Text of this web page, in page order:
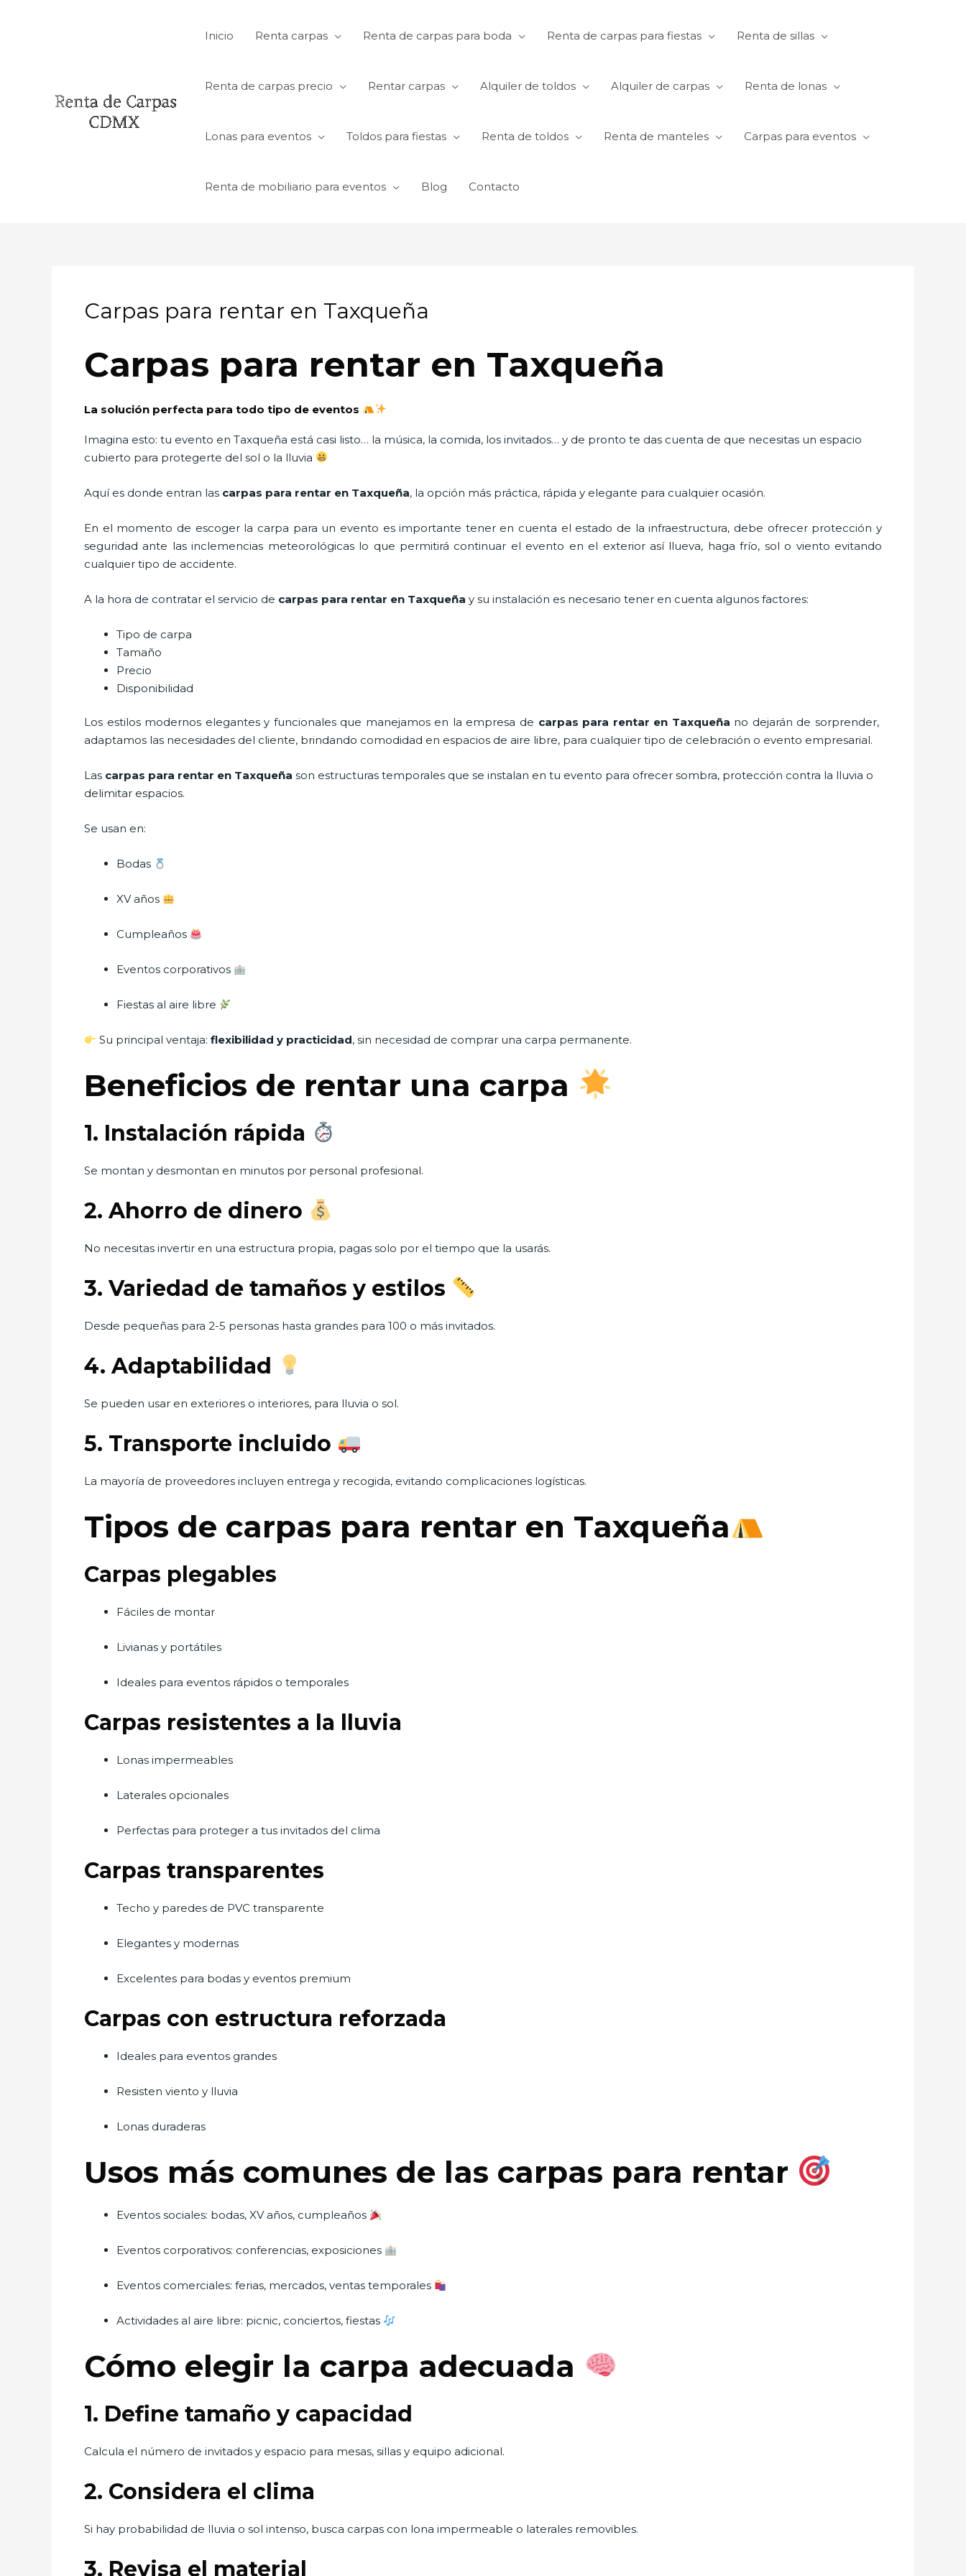
Inicio Renta carpas Renta de carpas para boda Renta de carpas para fiestas Renta de sillas
Renta de carpas precio Rentar carpas Alquiler de toldos Alquiler de carpas Renta de lonas
Lonas para eventos Toldos para fiestas Renta de toldos Renta de manteles Carpas para eventos
Renta de mobiliario para eventos Blog Contacto
Carpas para rentar en Taxqueña
Carpas para rentar en Taxqueña
La solución perfecta para todo tipo de eventos
Imagina esto: tu evento en Taxqueña está casi listo… la música, la comida, los invitados… y de pronto te das cuenta de que necesitas un espacio
cubierto para protegerte del sol o la lluvia
Aquí es donde entran las carpas para rentar en Taxqueña, la opción más práctica, rápida y elegante para cualquier ocasión.
En el momento de escoger la carpa para un evento es importante tener en cuenta el estado de la infraestructura, debe ofrecer protección y
seguridad ante las inclemencias meteorológicas lo que permitirá continuar el evento en el exterior así llueva, haga frío, sol o viento evitando
cualquier tipo de accidente.
A la hora de contratar el servicio de carpas para rentar en Taxqueña y su instalación es necesario tener en cuenta algunos factores:
Tipo de carpa
Tamaño
Precio
Disponibilidad
Los estilos modernos elegantes y funcionales que manejamos en la empresa de carpas para rentar en Taxqueña no dejarán de sorprender,
adaptamos las necesidades del cliente, brindando comodidad en espacios de aire libre, para cualquier tipo de celebración o evento empresarial.
Las carpas para rentar en Taxqueña son estructuras temporales que se instalan en tu evento para ofrecer sombra, protección contra la lluvia o
delimitar espacios.
Se usan en:
Bodas
XV años
Cumpleaños
Eventos corporativos
Fiestas al aire libre
Su principal ventaja:flexibilidad y practicidad, sin necesidad de comprar una carpa permanente.
Beneficios de rentar una carpa
1. Instalación rápida
Se montan y desmontan en minutos por personal profesional.
2. Ahorro de dinero
No necesitas invertir en una estructura propia, pagas solo por el tiempo que la usarás.
3. Variedad de tamaños y estilos
Desde pequeñas para 2-5 personas hasta grandes para 100 o más invitados.
4. Adaptabilidad
Se pueden usar en exteriores o interiores, para lluvia o sol.
5. Transporte incluido
La mayoría de proveedores incluyen entrega y recogida, evitando complicaciones logísticas.
Tipos de carpas para rentar en Taxqueña
Carpas plegables
Fáciles de montar
Livianas y portátiles
Ideales para eventos rápidos o temporales
Carpas resistentes a la lluvia
Lonas impermeables
Laterales opcionales
Perfectas para proteger a tus invitados del clima
Carpas transparentes
Techo y paredes de PVC transparente
Elegantes y modernas
Excelentes para bodas y eventos premium
Carpas con estructura reforzada
Ideales para eventos grandes
Resisten viento y lluvia
Lonas duraderas
Usos más comunes de las carpas para rentar
Eventos sociales: bodas, XV años, cumpleaños
Eventos corporativos: conferencias, exposiciones
Eventos comerciales: ferias, mercados, ventas temporales
Actividades al aire libre: picnic, conciertos, fiestas
Cómo elegir la carpa adecuada
1. Define tamaño y capacidad
Calcula el número de invitados y espacio para mesas, sillas y equipo adicional.
2. Considera el clima
Si hay probabilidad de lluvia o sol intenso, busca carpas con lona impermeable o laterales removibles.
3. Revisa el material